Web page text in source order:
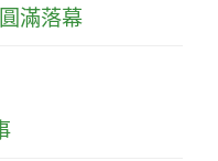
滿落幕